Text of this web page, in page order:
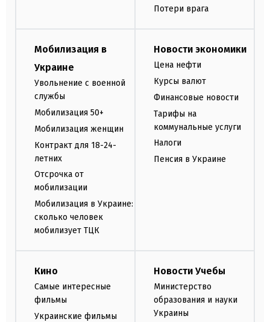
Потери врага
Мобилизация в
Украине
Увольнение с военной
службы
Мобилизация 50+
Мобилизация женщин
Контракт для 18-24-
летних
Отсрочка от
мобилизации
Мобилизация в Украине:
сколько человек
мобилизует ТЦК
Новости экономики
Цена нефти
Курсы валют
Финансовые новости
Тарифы на
коммунальные услуги
Налоги
Пенсия в Украине
Кино
Самые интересные
фильмы
Украинские фильмы
Новости Учебы
Министерство
образования и науки
Украины